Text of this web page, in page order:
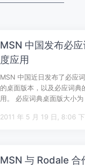
MSN 中国发布必
度应用
MSN 中国近日发布了必应
的桌面版本，以及必应词
用。 必应词典桌面版大小
2011 年 5 月 19 日,
MSN 与 Rodale